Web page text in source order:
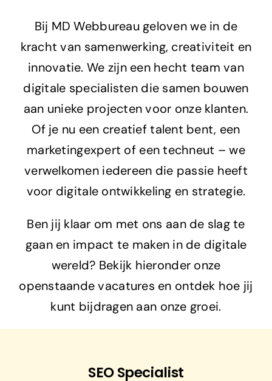
Bij MD Webbureau geloven we in de
kracht van samenwerking, creativiteit en
innovatie. We zijn een hecht team van
digitale specialisten die samen bouwen
aan unieke projecten voor onze klanten.
Of je nu een creatief talent bent, een
marketingexpert of een techneut – we
verwelkomen iedereen die passie heeft
voor digitale ontwikkeling en strategie.
Ben jij klaar om met ons aan de slag te
gaan en impact te maken in de digitale
wereld? Bekijk hieronder onze
openstaande vacatures en ontdek hoe jij
kunt bijdragen aan onze groei.
SEO Specialist